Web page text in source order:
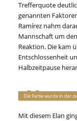
Trefferquote
genannten
Ramírez nahm
Mannschaft um
Reaktion. Die kam
Entschlossenheit
Halbzeitpause
Die Partie wurde in der
Mit diesem Elan